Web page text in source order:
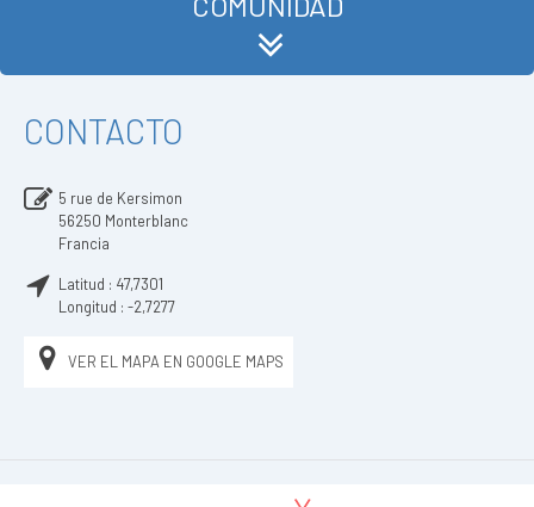
CONTACTO
5 rue de Kersimon
56250 Monterblanc
Francia
Latitud : 47,7301
Longitud : -2,7277
VER EL MAPA EN GOOGLE MAPS